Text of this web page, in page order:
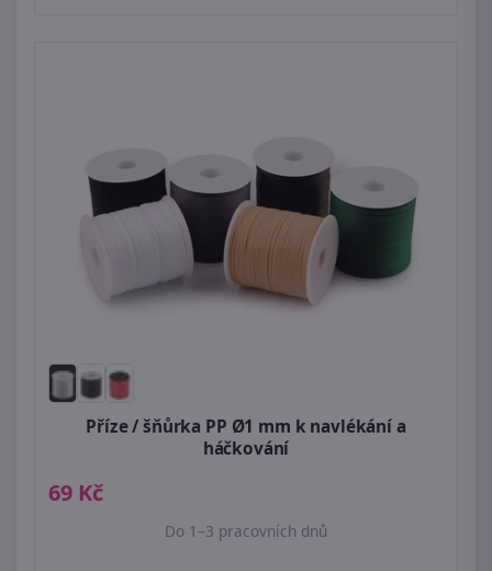
Příze / šňůrka PP Ø1 mm k navlékání a
háčkování
69 Kč
Do 1–3 pracovních dnů